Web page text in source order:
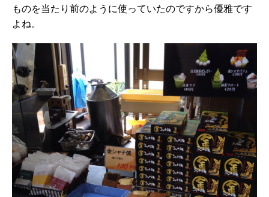
ものを当たり前のように使っていたのですから優雅です
よね。